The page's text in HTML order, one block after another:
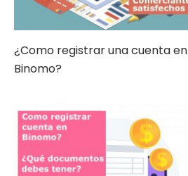
¿Como registrar una cuenta en
Binomo?